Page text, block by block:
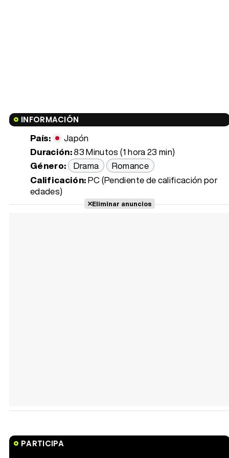
INFORMACIÓN
País:
Japón
Duración:83 Minutos (1 hora 23 min)
Género: Drama
Romance
Calificación:PC (Pendiente de calificación por
edades)
Eliminar anuncios
PARTICIPA